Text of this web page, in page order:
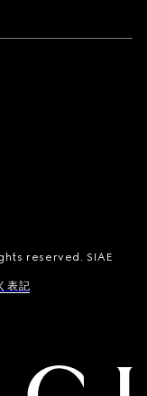
reserved. SIAE
表記